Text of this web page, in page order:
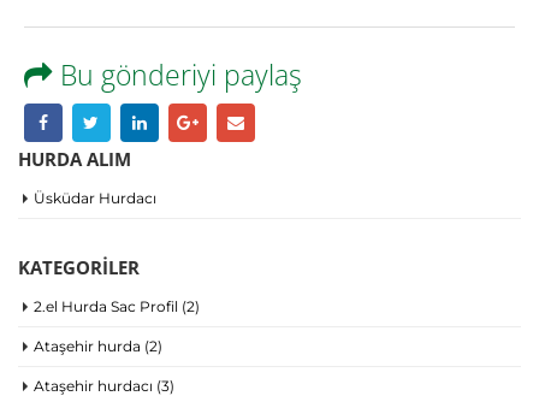
Bu gönderiyi paylaş
HURDA ALIM
Üsküdar Hurdacı
KATEGORILER
2.el Hurda Sac Profil (2)
Ataşehir hurda (2)
Ataşehir hurdacı (3)